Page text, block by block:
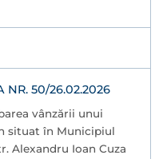
NR. 50/26.02.2026
vânzării unui
situat în Municipiul
Alexandru Ioan Cuza